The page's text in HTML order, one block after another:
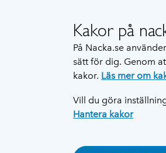
Kakor på
På Nacka.se
sätt för dig. Genom
kakor. Läs mer om
Vill du göra
Hantera kakor